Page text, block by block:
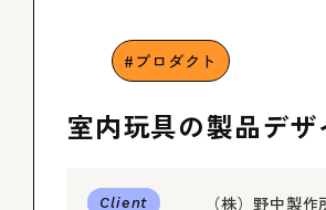
受注する
マッチング事例
Case
プロダクト
室内玩具の製品デザ
Client （株）野中製作